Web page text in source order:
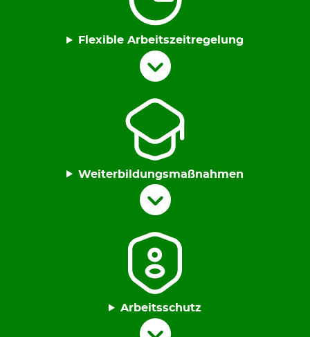
Flexible Arbeitszeitregelung
Weiterbildungsmaßnahmen
Arbeitsschutz